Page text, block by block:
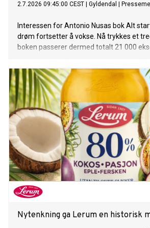
2.7.2026 09:45:00 CEST Gyldendal
Interessen for Antonio Nusas bok Alt
drøm fortsetter å vokse. Nå trykkes et
boken passerer dermed totalt 21 000
Nytenkning ga Lerum en historisk